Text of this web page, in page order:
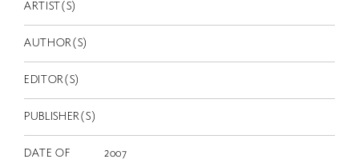
JP
ARTIST(S)
AUTHOR(S)
EDITOR(S)
PUBLISHER(S)
DATE OF
2007